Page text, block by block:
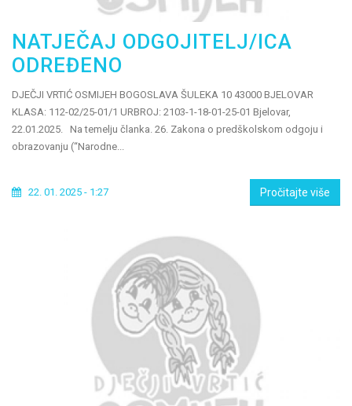
NATJEČAJ ODGOJITELJ/ICA
ODREĐENO
DJEČJI VRTIĆ OSMIJEH BOGOSLAVA ŠULEKA 10 43000 BJELOVAR
KLASA: 112-02/25-01/1 URBROJ: 2103-1-18-01-25-01 Bjelovar,
22.01.2025. Na temelju članka. 26. Zakona o predškolskom odgoju i
obrazovanju (“Narodne...
22. 01. 2025 - 1:27 Pročitajte više